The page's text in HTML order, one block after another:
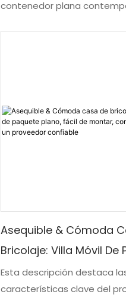
contenedor plana
lujosa y flexible.
Asequible & Cómoda
Bricolaje: Villa Móvil De
Plano, Fácil De Montar,
Dormitorio, De Un
Esta descripción destaca
características clave del